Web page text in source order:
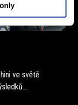
ve světě